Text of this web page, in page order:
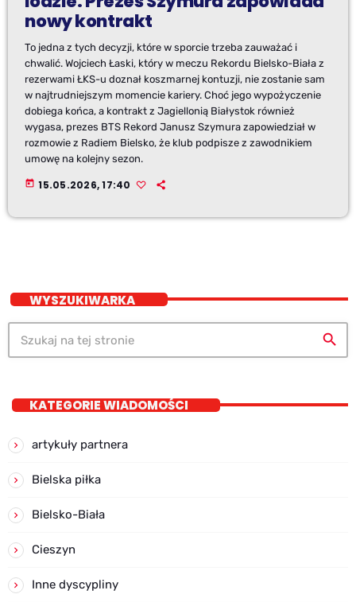
nowy kontrakt
To jedna z tych decyzji, które w sporcie trzeba zauważać i
chwalić. Wojciech Łaski, który w meczu Rekordu Bielsko-Biała z
rezerwami ŁKS-u doznał koszmarnej kontuzji, nie zostanie sam
w najtrudniejszym momencie kariery. Choć jego wypożyczenie
dobiega końca, a kontrakt z Jagiellonią Białystok również
wygasa, prezes BTS Rekord Janusz Szymura zapowiedział w
rozmowie z Radiem Bielsko, że klub podpisze z zawodnikiem
umowę na kolejny sezon.
today 15.05.2026, 17:40
WYSZUKIWARKA
search
KATEGORIE WIADOMOŚCI
artykuły partnera
Bielska piłka
Bielsko-Biała
Cieszyn
Inne dyscypliny